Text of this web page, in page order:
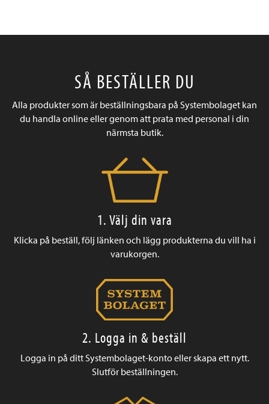
SÅ BESTÄLLER DU
Alla produkter som är beställningsbara på Systembolaget kan
du handla online eller genom att prata med personal i din
närmsta butik.
1. Välj din vara
Klicka på beställ, följ länken och lägg produkterna du vill ha i
varukorgen.
2. Logga in & beställ
Logga in på ditt Systembolaget-konto eller skapa ett nytt.
Slutför beställningen.